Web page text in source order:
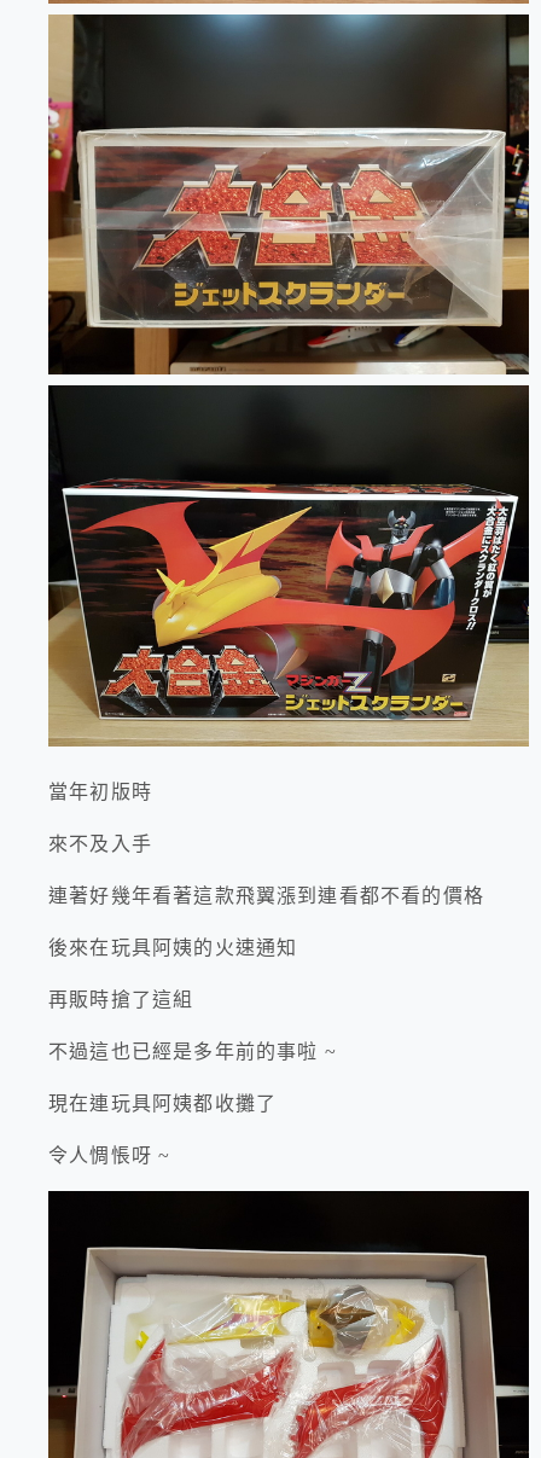
當年初版時
來不及入手
連著好幾年看著這款飛翼漲到連看都不看的價格
後來在玩具阿姨的火速通知
再販時搶了這組
不過這也已經是多年前的事啦 ~
現在連玩具阿姨都收攤了
令人惆悵呀 ~